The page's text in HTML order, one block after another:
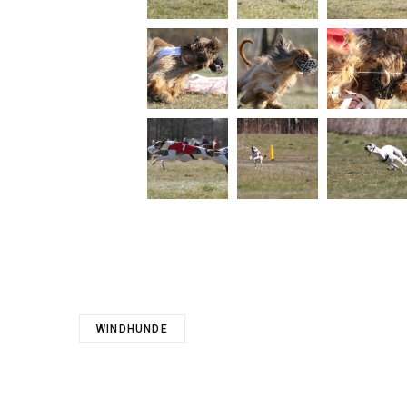
WINDHUNDE